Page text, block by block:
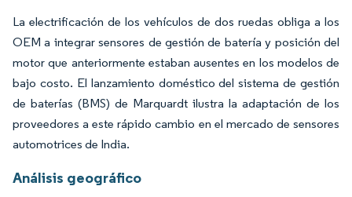
La electrificación de los vehículos de dos ruedas obliga a los
OEM a integrar sensores de gestión de batería y posición del
motor que anteriormente estaban ausentes en los modelos de
bajo costo. El lanzamiento doméstico del sistema de gestión
de baterías (BMS) de Marquardt ilustra la adaptación de los
proveedores a este rápido cambio en el mercado de sensores
automotrices de India.
Análisis geográfico